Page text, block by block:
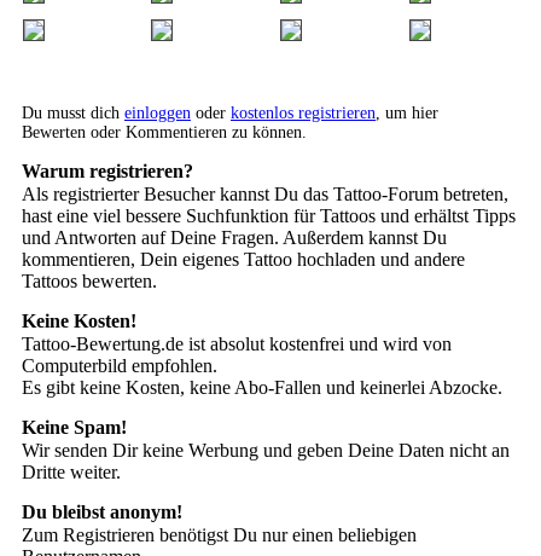
Du musst dich einloggen oder kostenlos registrieren , um hier
Bewerten oder Kommentieren zu können.
Warum registrieren?
Als registrierter Besucher kannst Du das Tattoo-Forum betreten,
hast eine viel bessere Suchfunktion für Tattoos und erhältst Tipps
und Antworten auf Deine Fragen. Außerdem kannst Du
kommentieren, Dein eigenes Tattoo hochladen und andere
Tattoos bewerten.
Keine Kosten!
Tattoo-Bewertung.de ist absolut kostenfrei und wird von
Computerbild empfohlen.
Es gibt keine Kosten, keine Abo-Fallen und keinerlei Abzocke.
Keine Spam!
Wir senden Dir keine Werbung und geben Deine Daten nicht an
Dritte weiter.
Du bleibst anonym!
Zum Registrieren benötigst Du nur einen beliebigen